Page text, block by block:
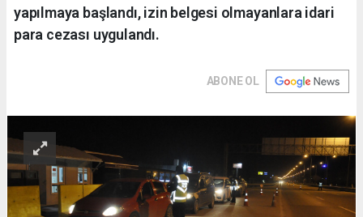
yapılmaya başlandı, izin belgesi olmayanlara idari
para cezası uygulandı.
ABONE OL